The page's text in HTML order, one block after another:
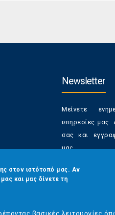
Newsletter
Μείνετε
υπηρεσίες μας.
σας και
μας.
Έχετε τη
από τα
Email*
στον ιστότοπό μας. Αν
και μας δίνετε τη